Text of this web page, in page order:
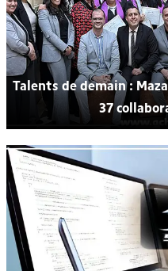
Talents de demain :
37